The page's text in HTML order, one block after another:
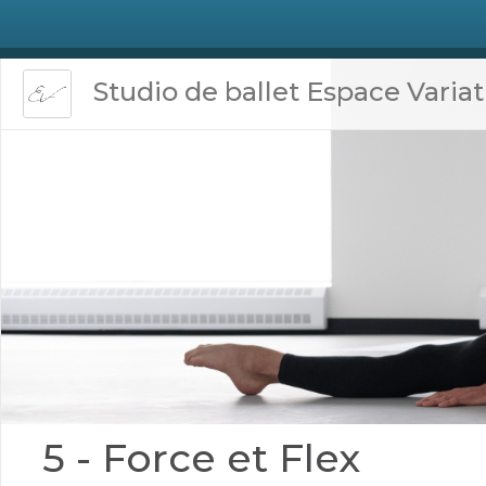
Studio de ballet Espace
5 - Force et Flex